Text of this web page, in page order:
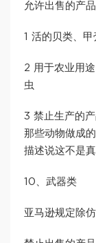
允许出售的产品
1 活的贝类、甲
2 用于农业用
虫
3 禁止生产的
那些动物做成
描述说这不是
10、武器类
亚马逊规定除